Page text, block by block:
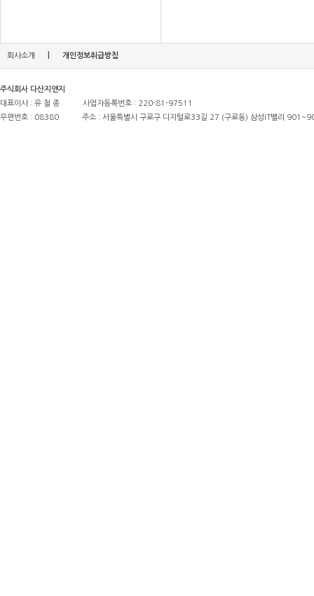
회사소개 개인정보취급방침
주식회사 다산지앤지
대표이사 : 유 철 종
사업자등록번호 : 220-81-97511
우편번호 : 08380
주소 : 서울특별시 구로구 디지털로33길 27 (구로동) 삼성IT밸리